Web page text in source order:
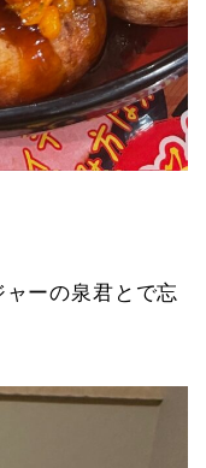
ーの泉君とで忘